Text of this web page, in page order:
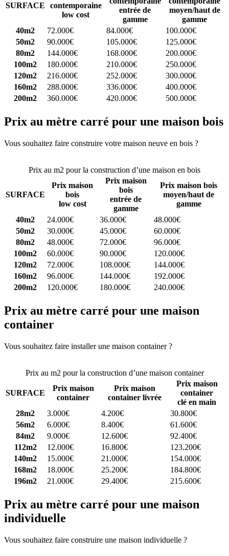
SURFACE
contemporaine
low cost
entrée de
gamme
moyen/haut de
gamme
40m2
72.000€ 84.000€
100.000€
50m2
90.000€ 105.000€
125.000€
80m2
144.000€ 168.000€
200.000€
100m2
180.000€ 210.000€
250.000€
120m2
216.000€ 252.000€
300.000€
160m2
288.000€ 336.000€
400.000€
200m2
360.000€ 420.000€ 500.000€
Prix au mètre carré pour une maison bois
Vous souhaitez faire construire votre maison neuve en bois ?
Prix au m2 pour la construction d’une maison en bois
SURFACE
Prix maison
bois
low cost
Prix maison
bois
entrée de
gamme
Prix maison bois
moyen/haut de
gamme
40m2
24.000€ 36.000€
48.000€
50m2
30.000€ 45.000€
60.000€
80m2
48.000€ 72.000€
96.000€
100m2
60.000€ 90.000€
120.000€
120m2
72.000€ 108.000€
144.000€
160m2
96.000€ 144.000€
192.000€
200m2
120.000€ 180.000€ 240.000€
Prix au mètre carré pour une maison
container
Vous souhaitez faire installer une maison container ?
Prix au m2 pour la construction d’une maison container
SURFACE
Prix maison
container
Prix maison
container livrée
Prix maison
container
clé en main
28m2
3.000€ 4.200€
30.800€
56m2
6.000€ 8.400€
61.600€
84m2
9.000€ 12.600€
92.400€
112m2
12.000€ 16.800€
123.200€
140m2
15.000€ 21.000€
154.000€
168m2
18.000€ 25.200€
184.800€
196m2
21.000€ 29.400€ 215.600€
Prix au mètre carré pour une maison
individuelle
Vous souhaitez faire construire une maison individuelle ?